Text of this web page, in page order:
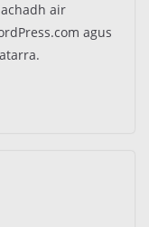
air
agus